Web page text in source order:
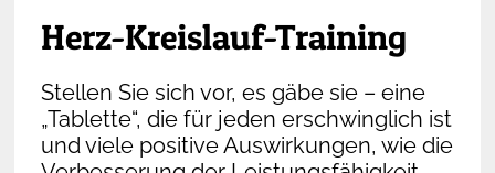
Jugendtraining
Kontakt & Anfahrt
Herz-Kreislauf-Training
Stellen Sie sich vor, es gäbe sie – eine
„Tablette“, die für jeden erschwinglich ist
und viele positive Auswirkungen, wie die